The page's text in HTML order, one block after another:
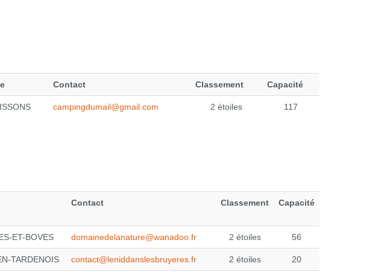
Contact Classement Capacité
campingdumail@gmail.com 2 étoiles 117
Contact Classement Capacité
ET-BOVES domainedelanature@wanadoo.fr 2 étoiles 56
TARDENOIS contact@leniddanslesbruyeres.fr 2 étoiles 20